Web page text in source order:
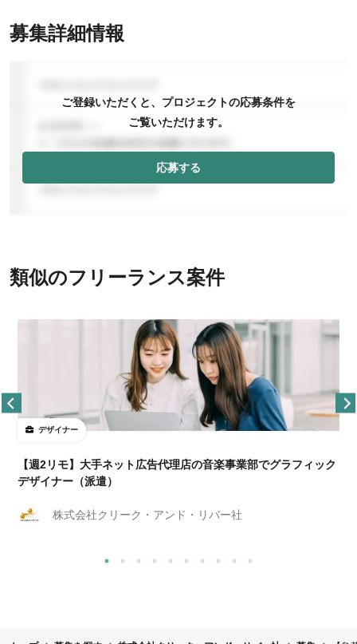
募集詳細情報
ご登録いただくと、プロジェクトの応募条件を
ご覧いただけます。
応募する
類似のフリーランス案件
デザイナー
【週2リモ】大手ネット広告代理店の音楽事業部でグラフィック
デザイナー（派遣）
株式会社クリーク・アンド・リバー社